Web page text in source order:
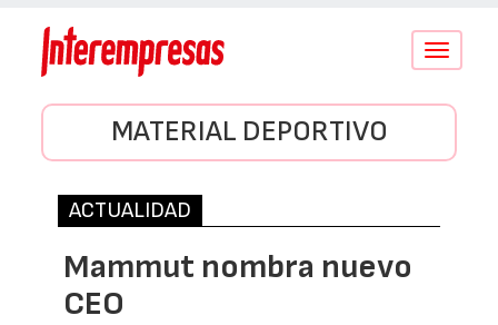
Conmutar
MATERIAL DEPORTIVO
ACTUALIDAD
Mammut nombra nuevo
CEO